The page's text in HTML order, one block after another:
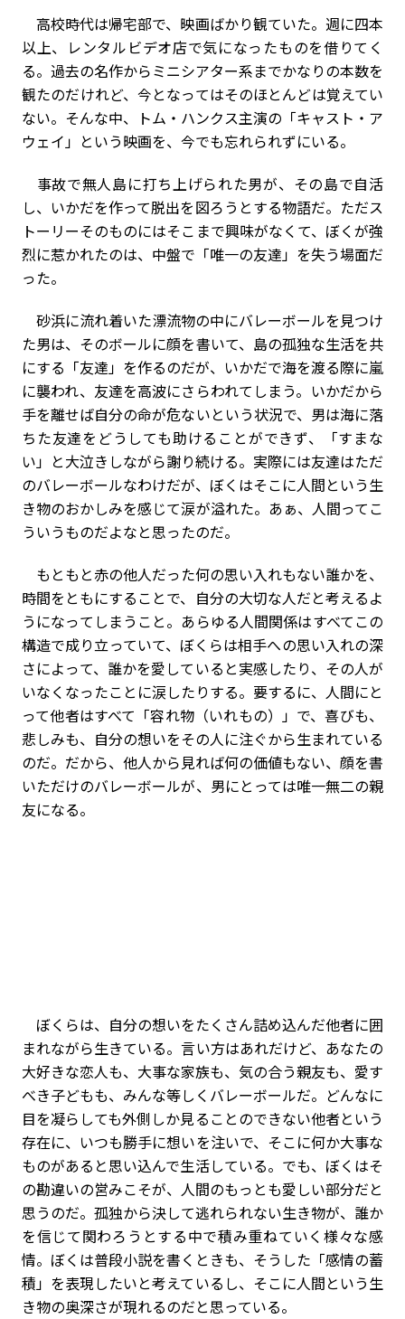
高校時代は帰宅部で、映画ばかり観ていた。週に四本
以上、レンタルビデオ店で気になったものを借りてく
る。過去の名作からミニシアター系までかなりの本数を
観たのだけれど、今となってはそのほとんどは覚えてい
ない。そんな中、トム・ハンクス主演の「キャスト・ア
ウェイ」という映画を、今でも忘れられずにいる。
事故で無人島に打ち上げられた男が、その島で自活
し、いかだを作って脱出を図ろうとする物語だ。ただス
トーリーそのものにはそこまで興味がなくて、ぼくが強
烈に惹かれたのは、中盤で「唯一の友達」を失う場面だ
った。
砂浜に流れ着いた漂流物の中にバレーボールを見つけ
た男は、そのボールに顔を書いて、島の孤独な生活を共
にする「友達」を作るのだが、いかだで海を渡る際に嵐
に襲われ、友達を高波にさらわれてしまう。いかだから
手を離せば自分の命が危ないという状況で、男は海に落
ちた友達をどうしても助けることができず、「すまな
い」と大泣きしながら謝り続ける。実際には友達はただ
のバレーボールなわけだが、ぼくはそこに人間という生
き物のおかしみを感じて涙が溢れた。あぁ、人間ってこ
ういうものだよなと思ったのだ。
もともと赤の他人だった何の思い入れもない誰かを、
時間をともにすることで、自分の大切な人だと考えるよ
うになってしまうこと。あらゆる人間関係はすべてこの
構造で成り立っていて、ぼくらは相手への思い入れの深
さによって、誰かを愛していると実感したり、その人が
いなくなったことに涙したりする。要するに、人間にと
って他者はすべて「容れ物（いれもの）」で、喜びも、
悲しみも、自分の想いをその人に注ぐから生まれている
のだ。だから、他人から見れば何の価値もない、顔を書
いただけのバレーボールが、男にとっては唯一無二の親
友になる。
ぼくらは、自分の想いをたくさん詰め込んだ他者に囲
まれながら生きている。言い方はあれだけど、あなたの
大好きな恋人も、大事な家族も、気の合う親友も、愛す
べき子どもも、みんな等しくバレーボールだ。どんなに
目を凝らしても外側しか見ることのできない他者という
存在に、いつも勝手に想いを注いで、そこに何か大事な
ものがあると思い込んで生活している。でも、ぼくはそ
の勘違いの営みこそが、人間のもっとも愛しい部分だと
思うのだ。孤独から決して逃れられない生き物が、誰か
を信じて関わろうとする中で積み重ねていく様々な感
情。ぼくは普段小説を書くときも、そうした「感情の蓄
積」を表現したいと考えているし、そこに人間という生
き物の奥深さが現れるのだと思っている。